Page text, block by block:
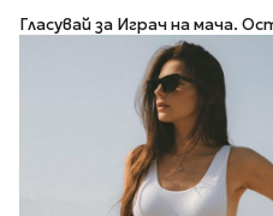
Гласувай за Играч на мача.